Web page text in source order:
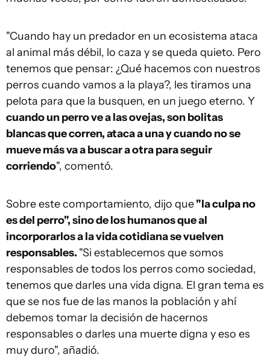
"Cuando hay un predador en un ecosistema ataca
al animal más débil, lo caza y se queda quieto. Pero
tenemos que pensar: ¿Qué hacemos con nuestros
perros cuando vamos a la playa?, les tiramos una
pelota para que la busquen, en un juego eterno. Y
cuando un perro ve a las ovejas, son bolitas
blancas que corren, ataca a una y cuando no se
mueve más va a buscar a otra para seguir
corriendo", comentó.
Sobre este comportamiento, dijo que"la culpa no
es del perro", sino de los humanos que al
incorporarlos a la vida cotidiana se vuelven
responsables. "Si establecemos que somos
responsables de todos los perros como sociedad,
tenemos que darles una vida digna. El gran tema es
que se nos fue de las manos la población y ahí
debemos tomar la decisión de hacernos
responsables o darles una muerte digna y eso es
muy duro", añadió.